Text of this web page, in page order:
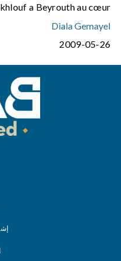
a Beyrouth au cœur.
Diala Gemayel
2009-05-26